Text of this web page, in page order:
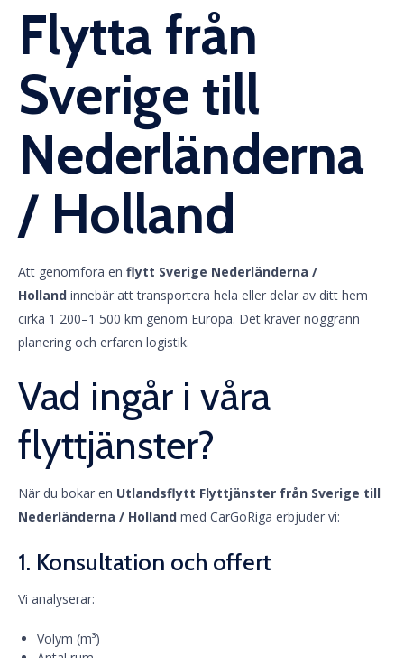
Flytta från
Sverige till
Nederländerna
/ Holland
Att genomföra en flytt Sverige Nederländerna /
Holland innebär att transportera hela eller delar av ditt hem
cirka 1 200–1 500 km genom Europa. Det kräver noggrann
planering och erfaren logistik.
Vad ingår i våra
flyttjänster?
När du bokar en Utlandsflytt Flyttjänster från Sverige till
Nederländerna / Holland med CarGoRiga erbjuder vi:
1. Konsultation och offert
Vi analyserar:
Volym (m³)